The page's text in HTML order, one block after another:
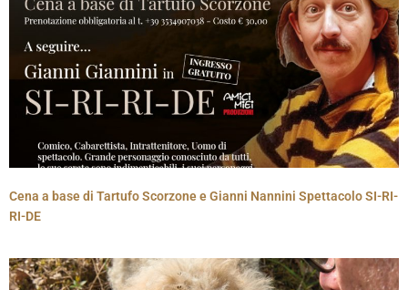
Cena a base di Tartufo Scorzone e Gianni Nannini Spettacolo SI-RI-
RI-DE